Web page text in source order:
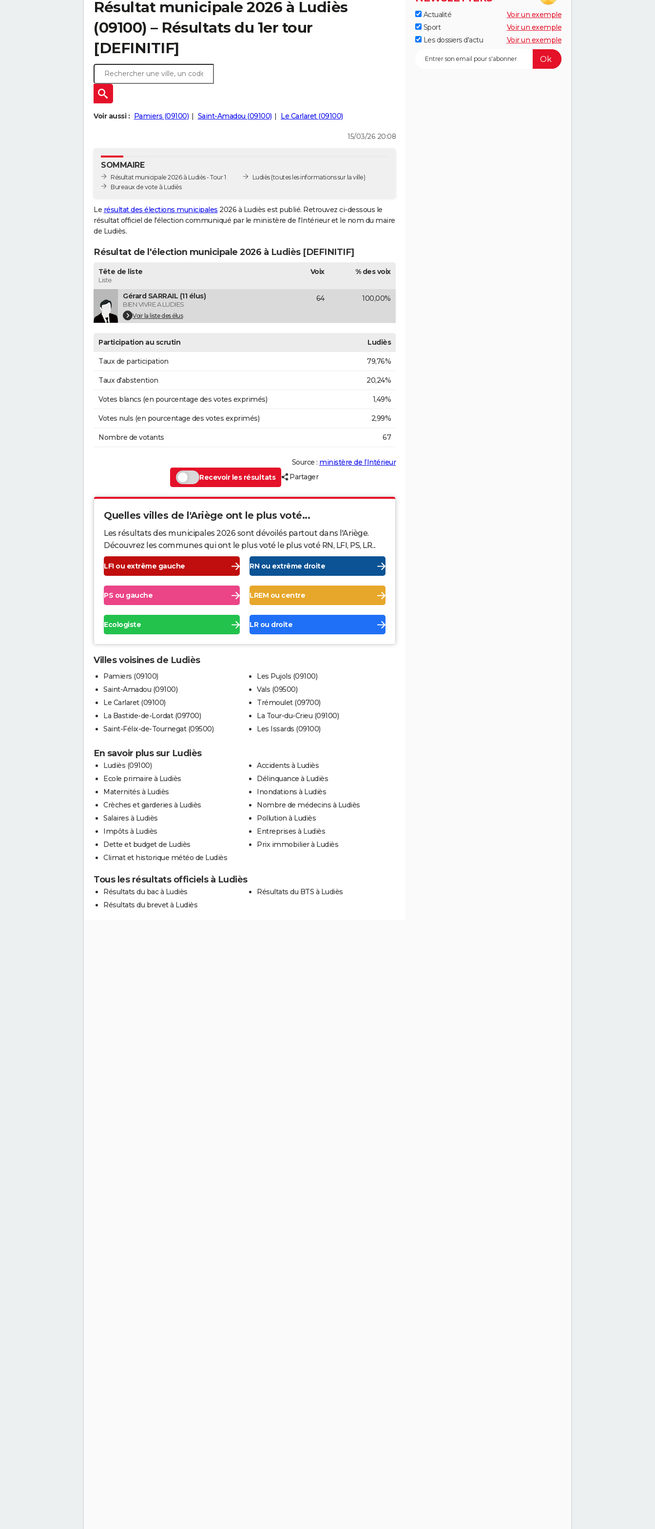
Résultat municipale 2026 à Ludiès
(09100) – Résultats du 1er tour
[DEFINITIF]
Voir aussi : Pamiers (09100) Saint-Amadou (09100) Le Carlaret (09100)
15/03/26 20:08
SOMMAIRE
Résultat municipale 2026 à Ludiès - Tour 1
Bureaux de vote à Ludiès
Ludiès(toutes les informations sur la ville)
Le résultat des élections municipales 2026 à Ludiès est publié. Retrouvez ci-dessous le
résultat officiel de l'élection communiqué par le ministère de l'Intérieur et le nom du maire
de Ludiès.
Résultat de l'élection municipale 2026 à Ludiès [DEFINITIF]
Tête de liste
Liste
Voix % des voix
Gérard SARRAIL (11 élus)
BIEN VIVRE A LUDIES
Voir la liste des élus
64 100,00%
Participation au scrutin Ludiès
Taux de participation 79,76%
Taux d'abstention 20,24%
Votes blancs (en pourcentage des votes exprimés) 1,49%
Votes nuls (en pourcentage des votes exprimés) 2,99%
Nombre de votants 67
Source : ministère de l’Intérieur
Recevoir les résultats
Partager
Quelles villes de l'Ariège ont le plus voté...
Les résultats des municipales 2026 sont dévoilés partout dans l'Ariège.
Découvrez les communes qui ont le plus voté le plus voté RN, LFI, PS, LR...
LFI ou extrême gauche RN ou extrême droite
PS ou gauche LREM ou centre
Ecologiste LR ou droite
Villes voisines de Ludiès
Pamiers (09100)
Saint-Amadou (09100)
Le Carlaret (09100)
La Bastide-de-Lordat (09700)
Saint-Félix-de-Tournegat (09500)
Les Pujols (09100)
Vals (09500)
Trémoulet (09700)
La Tour-du-Crieu (09100)
Les Issards (09100)
En savoir plus sur Ludiès
Ludiès (09100)
Ecole primaire à Ludiès
Maternités à Ludiès
Crèches et garderies à Ludiès
Salaires à Ludiès
Impôts à Ludiès
Dette et budget de Ludiès
Climat et historique météo de Ludiès
Accidents à Ludiès
Délinquance à Ludiès
Inondations à Ludiès
Nombre de médecins à Ludiès
Pollution à Ludiès
Entreprises à Ludiès
Prix immobilier à Ludiès
Tous les résultats officiels à Ludiès
Résultats du bac à Ludiès
Résultats du brevet à Ludiès
Résultats du BTS à Ludiès
Actualité
Voir un exemple
Sport
Voir un exemple
Les dossiers d'actu
Voir un exemple